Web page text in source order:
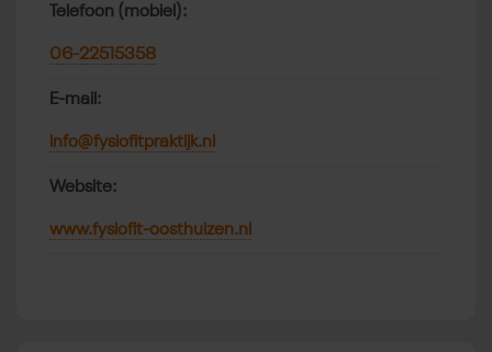
Telefoon (mobiel):
06-22515358
E-mail:
info@fysiofitpraktijk.nl
Website:
www.fysiofit-oosthuizen.nl